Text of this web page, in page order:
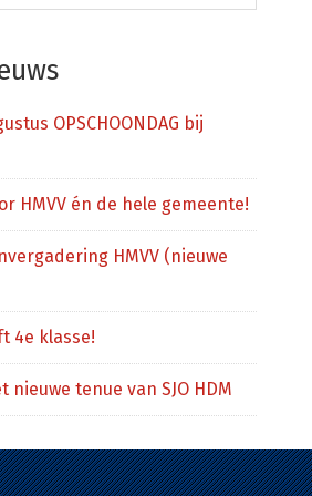
OPSCHOONDAG bij
HMVV én de hele gemeente!
HMVV (nieuwe
4e klasse!
nieuwe tenue van SJO HDM